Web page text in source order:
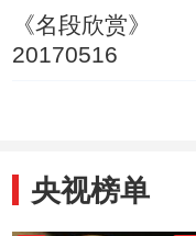
《名段欣赏》
20170516
央视榜单